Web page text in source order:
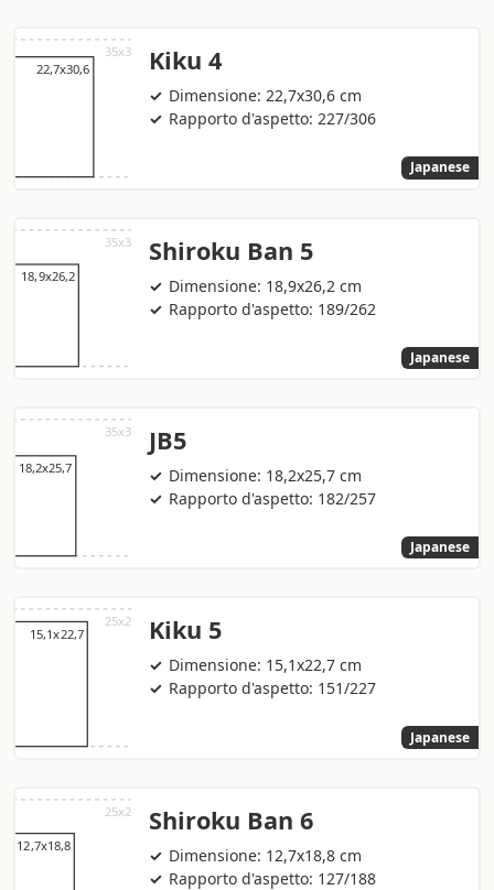
Kiku 4
Dimensione: 22,7x30,6 cm
Rapporto d'aspetto: 227/306
Japanese
Shiroku Ban 5
Dimensione: 18,9x26,2 cm
Rapporto d'aspetto: 189/262
Japanese
JB5
Dimensione: 18,2x25,7 cm
Rapporto d'aspetto: 182/257
Japanese
Kiku 5
Dimensione: 15,1x22,7 cm
Rapporto d'aspetto: 151/227
Japanese
Shiroku Ban 6
Dimensione: 12,7x18,8 cm
Rapporto d'aspetto: 127/188